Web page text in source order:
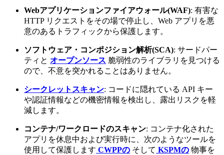
Webアプリケーションファイアウォール(WAF): 有害な
HTTP リクエストをその場で停止し、Web アプリを悪
意のあるトラフィックから保護します。
ソフトウェア・コンポジション解析(SCA): サードパー
ティと オープンソース 脆弱性のライブラリを見つける
ので、不意を突かれることはありません。
シークレットスキャン: コードに隠れている API キー
や認証情報などの機密情報を検出し、露出リスクを軽
減します。
コンテナ/ワークロードのスキャン: コンテナ化された
アプリを休息中および実行時に、次のようなツールを
使用して保護します CWPPの そして KSPMの 物事を